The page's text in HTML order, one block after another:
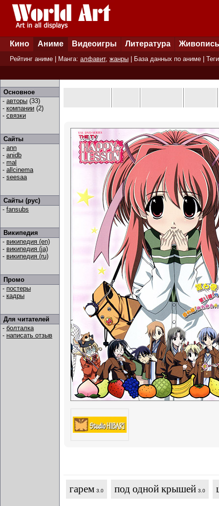
Кино Аниме Видеоигры Литература Живопись
Рейтинг аниме | Манга: алфавит, жанры База данных по аниме Теги
Основное
- авторы (33)
- компании (2)
- связки
Сайты
- ann
- anidb
- mal
- allcinema
- seesaa
Сайты (рус)
- fansubs
Википедия
- википедия (en)
- википедия (ja)
- википедия (ru)
Промо
- постеры
- кадры
Для читателей
- болталка
- написать отзыв
гарем 3.0 под одной крышей 3.0